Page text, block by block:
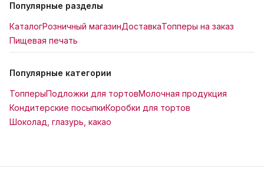
Популярные разделы
КаталогРозничный магазинДоставкаТопперы на заказ
Пищевая печать
Популярные категории
ТопперыПодложки для тортовМолочная продукция
Кондитерские посыпкиКоробки для тортов
Шоколад, глазурь, какао